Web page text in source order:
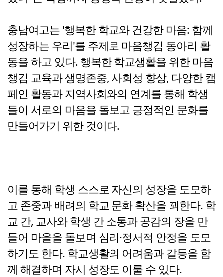
충남여고는 '행복한 학교와 건강한 마음: 함께
성장하는 우리'를 주제로 마음챙김 동아리 활
동을 하고 있다. 행복한 학교생활을 위한 마음
챙김 교육과 생명존중, 사회성 향상, 다양한 캠
페인 활동과 지역사회와의 연계를 통해 학생
들이 서로의 마음을 돌보고 긍정적인 문화를
만들어가기 위한 것이다.
이를 통해 학생 스스로 자신의 성장을 도모하
고 존중과 배려의 학교 문화 확산을 꾀한다. 학
교 간, 교사와 학생 간 소통과 공감의 장을 만
들어 마을을 돌보며 심리·정서적 안정을 도모
하기도 한다. 학교생활의 어려움과 갈등을 함
께 해결하며 자시 성장도 이룰 수 있다.